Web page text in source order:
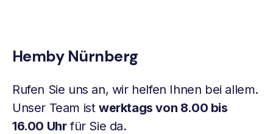
Hemby Nürnberg
Rufen Sie uns an, wir helfen Ihnen bei allem.
Unser Team ist werktags von 8.00 bis
16.00 Uhrfür Sie da.